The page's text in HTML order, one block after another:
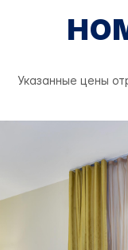
Указанные цены